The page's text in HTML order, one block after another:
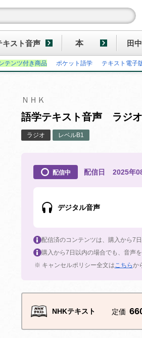
キスト音声 本 田
テンツ付き商品 ポケット語学 テキスト電子
ＮＨＫ
語学テキスト音声 ラジ
ラジオ レベルB1
配信中 配信日 2025年
デジタル音声
配信済のコンテンツは、購入から7
購入から7日以内の場合でも、音声
※ キャンセルポリシー全文はこちらか
NHKテキスト 定価